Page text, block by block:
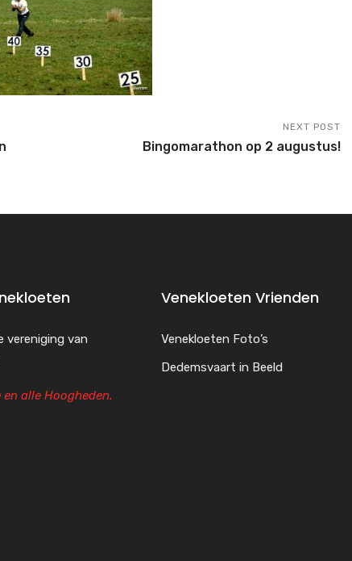
NEXT POST
Bingomarathon op 2 augustus!
vereniging van
alle Hoogheden.
Venekloeten Vrienden
Venekloeten Foto’s
Dedemsvaart in Beeld